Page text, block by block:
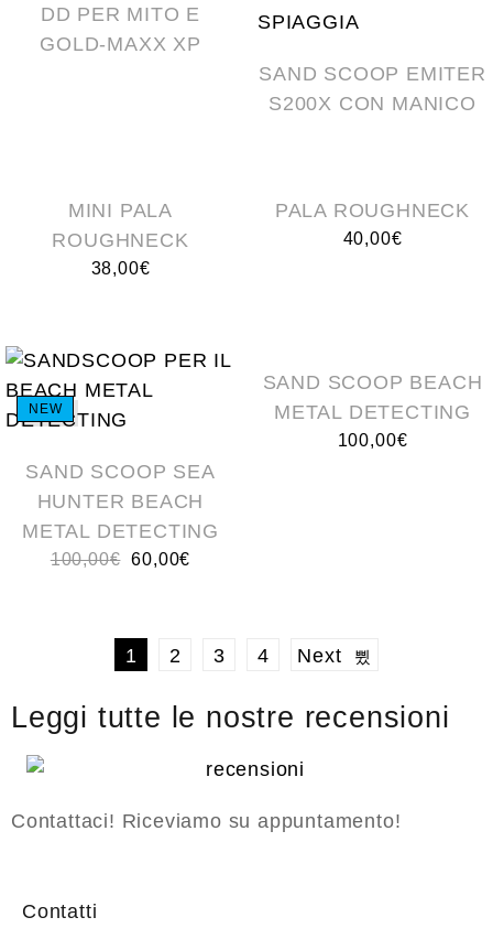
DD PER MITO E
GOLD-MAXX XP
SAND SCOOP EMITER
S200X CON MANICO
MINI PALA
ROUGHNECK
38,00€
PALA ROUGHNECK
40,00€
NEW
SAND SCOOP SEA
HUNTER BEACH
METAL DETECTING
100,00€ 60,00€
SAND SCOOP BEACH
METAL DETECTING
100,00€
1 2 3 4 Next
Leggi tutte le nostre recensioni
Contattaci! Riceviamo su appuntamento!
Contatti